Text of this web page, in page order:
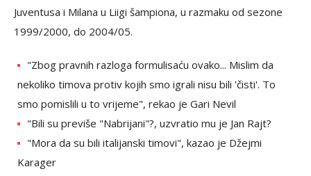
Juventusa i Milana u Liigi šampiona, u razmaku od sezone
1999/2000, do 2004/05.
"Zbog pravnih razloga formulisaću ovako... Mislim da
nekoliko timova protiv kojih smo igrali nisu bili 'čisti'. To
smo pomislili u to vrijeme", rekao je Gari Nevil
"Bili su previše "Nabrijani"?, uzvratio mu je Jan Rajt?
"Mora da su bili italijanski timovi", kazao je Džejmi
Karager